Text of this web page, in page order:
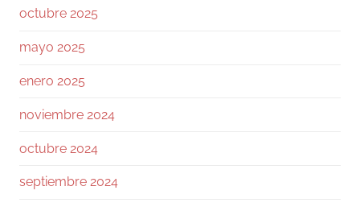
José Siles | AI | Data
CLAUDE:"HAS ALCANZADO EL LÍMITE DE
155
octubre 2025
mayo 2025
enero 2025
noviembre 2024
octubre 2024
septiembre 2024